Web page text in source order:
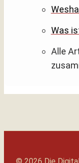
Was
Alle